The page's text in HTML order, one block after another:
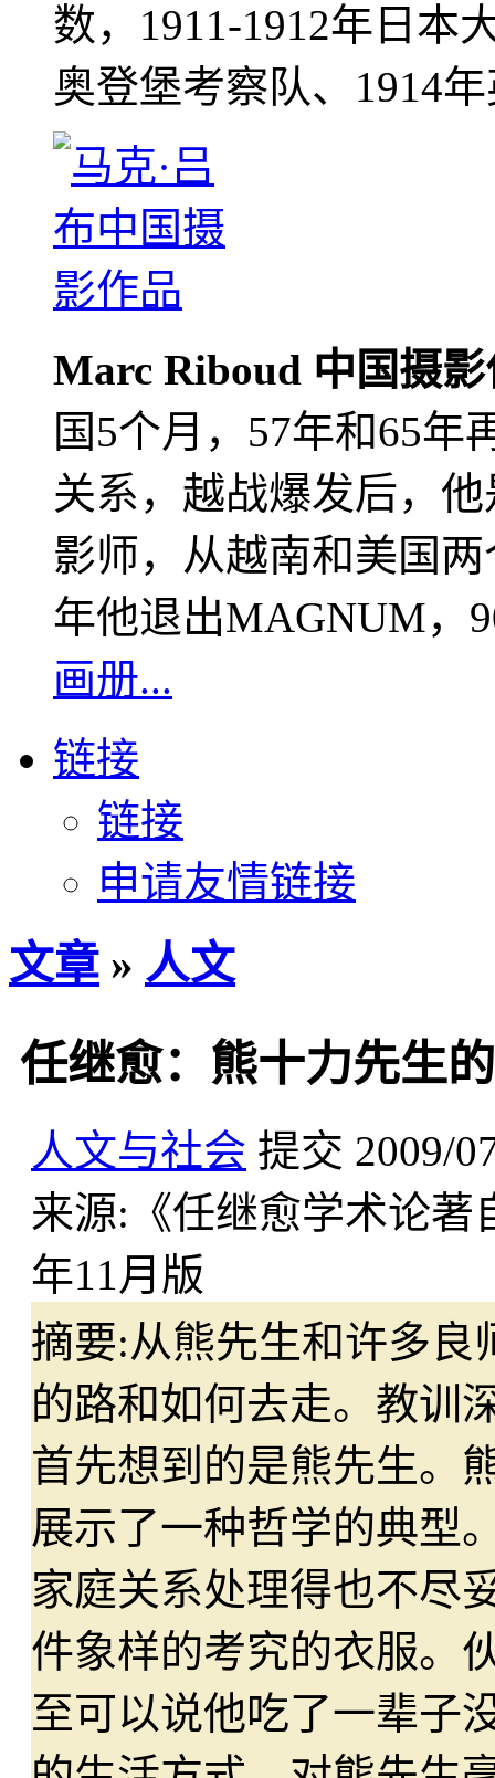
数，1911-1912年日本
奥登堡考察队、1914
Marc Riboud 中国摄
国5个月，57年和65年
关系，越战爆发后，
影师，从越南和美国
年他退出MAGNUM，
画册...
链接
链接
申请友情链接
文章 » 人文
任继愈：熊十力先生
人文与社会 提交 2009/
来源: 《任继愈学术论
年11月版
摘要:从熊先生和许多良
的路和如何去走。教训
首先想到的是熊先生。
展示了一种哲学的典型
家庭关系处理得也不尽
件象样的考究的衣服。
至可以说他吃了一辈子